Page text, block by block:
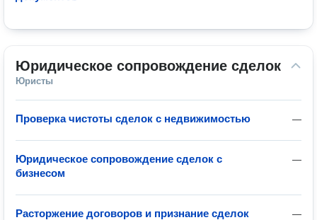
Юридическое сопровождение сделок
Юристы
—
Проверка чистоты сделок с недвижимостью
—
Юридическое сопровождение сделок с
бизнесом
—
Расторжение договоров и признание сделок